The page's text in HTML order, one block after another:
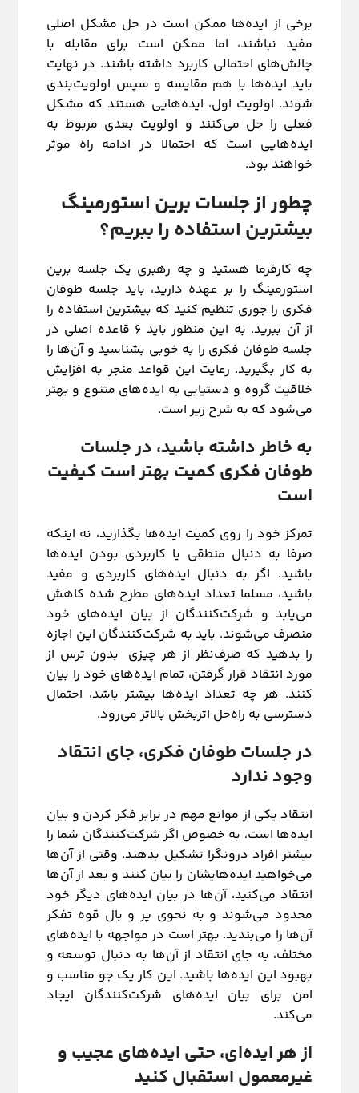
برخی از ایده‌ها ممکن است در حل مشکل اصلی
مفید نباشند، اما ممکن است برای مقابله با
چالش‌های احتمالی کاربرد داشته باشند. در نهایت
باید ایده‌ها با هم مقایسه و سپس اولویت‌بندی
شوند. اولویت اول، ایده‌هایی هستند که مشکل
فعلی را حل می‌کنند و اولویت بعدی مربوط به
ایده‌هایی است که احتمالا در ادامه راه موثر
خواهند بود.
چطور از جلسات برین استورمینگ
بیشترین استفاده را ببریم؟
چه کارفرما هستید و چه رهبری یک جلسه برین
استورمینگ را بر عهده دارید، باید جلسه طوفان
فکری را جوری تنظیم کنید که بیشترین استفاده را
از آن ببرید. به این منظور باید 6 قاعده اصلی در
جلسه طوفان فکری را به خوبی بشناسید و آن‌ها را
به کار بگیرید. رعایت این قواعد منجر به افزایش
خلاقیت گروه و دستیابی به ایده‌های متنوع و بهتر
می‌شود که به شرح زیر است.
به خاطر داشته باشید، در جلسات
طوفان فکری کمیت بهتر است کیفیت
است
تمرکز خود را روی کمیت ایده‌ها بگذارید، نه اینکه
صرفا به دنبال منطقی یا کاربردی بودن ایده‌ها
باشید. اگر به دنبال ایده‌های کاربردی و مفید
باشید، مسلما تعداد ایده‌های مطرح‌ شده کاهش
می‌یابد و شرکت‌کنندگان از بیان ایده‌های خود
منصرف می‌شوند. باید به شرکت‌کنندگان این اجازه
را بدهید که صرف‌نظر از هر چیزی بدون ترس از
مورد انتقاد قرار گرفتن، تمام ایده‌های خود را بیان
کنند. هر چه تعداد ایده‌ها بیشتر باشد، احتمال
دسترسی به راه‌حل اثربخش بالاتر می‌رود.
در جلسات طوفان فکری، جای انتقاد
وجود ندارد
انتقاد یکی از موانع مهم در برابر فکر کردن و بیان
ایده‌ها است، به خصوص اگر شرکت‌کنندگان شما را
بیشتر افراد درونگرا تشکیل بدهند. وقتی از آن‌ها
می‌خواهید ایده‌هایشان را بیان کنند و بعد از آن‌ها
انتقاد می‌کنید، آن‌ها در بیان ایده‌های دیگر خود
محدود می‌شوند و به نحوی پر و بال قوه تفکر
آن‌ها را می‌بندید. بهتر است در مواجهه با ایده‌های
مختلف، به جای انتقاد از آن‌ها به دنبال توسعه و
بهبود این ایده‌ها باشید. این کار یک جو مناسب و
امن برای بیان ایده‌های شرکت‌کنندگان ایجاد
می‌کند.
از هر ایده‌ای، حتی ایده‌های عجیب و
غیرمعمول استقبال کنید